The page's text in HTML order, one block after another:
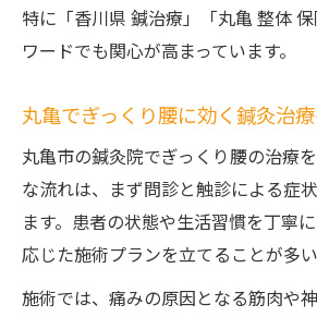
特に「香川県 鍼治療」「丸亀 整体
ワードでも関心が高まっています。
丸亀でぎっくり腰に効く鍼灸治
丸亀市の鍼灸院でぎっくり腰の治療
な流れは、まず問診と触診による症
ます。患者の状態や生活習慣を丁寧
応じた施術プランを立てることが多い
施術では、痛みの原因となる筋肉や